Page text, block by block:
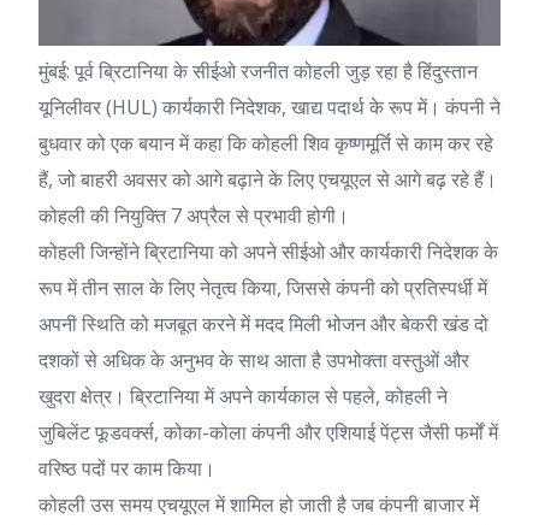
मुंबई: पूर्व ब्रिटानिया के सीईओरजनीत कोहलीजुड़ रहा हैहिंदुस्तान
यूनिलीवर(HUL) कार्यकारी निदेशक, खाद्य पदार्थ के रूप में। कंपनी ने
बुधवार को एक बयान में कहा कि कोहली शिव कृष्णमूर्ति से काम कर रहे
हैं, जो बाहरी अवसर को आगे बढ़ाने के लिए एचयूएल से आगे बढ़ रहे हैं।
कोहली की नियुक्ति 7 अप्रैल से प्रभावी होगी।
कोहली जिन्होंने ब्रिटानिया को अपने सीईओ और कार्यकारी निदेशक के
रूप में तीन साल के लिए नेतृत्व किया, जिससे कंपनी को प्रतिस्पर्धी में
अपनी स्थिति को मजबूत करने में मदद मिलीभोजन और बेकरी खंडदो
दशकों से अधिक के अनुभव के साथ आता हैउपभोक्ता वस्तुओंऔर
खुदरा क्षेत्र। ब्रिटानिया में अपने कार्यकाल से पहले, कोहली ने
जुबिलेंट फूडवर्क्स, कोका-कोला कंपनी और एशियाई पेंट्स जैसी फर्मों में
वरिष्ठ पदों पर काम किया।
कोहली उस समय एचयूएल में शामिल हो जाती है जब कंपनी बाजार में